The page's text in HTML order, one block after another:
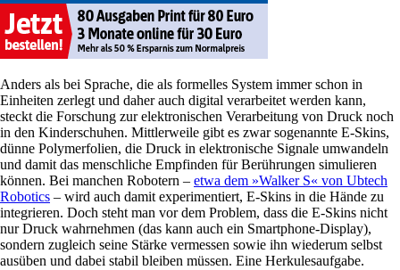
Anders als bei Sprache, die als formelles System immer schon in
Einheiten zerlegt und daher auch digital verarbeitet werden kann,
steckt die Forschung zur elektronischen Verarbeitung von Druck noch
in den Kinderschuhen. Mittlerweile gibt es zwar sogenannte E-Skins,
dünne Polymerfolien, die Druck in elektronische Signale umwandeln
und damit das menschliche Empfinden für Berührungen simulieren
können. Bei manchen Robotern – etwa dem »­Walker S« von Ubtech
Robotics – wird auch damit experimentiert, E-Skins in die Hände zu
integrieren. Doch steht man vor dem Problem, dass die E-Skins nicht
nur Druck wahrnehmen (das kann auch ein Smartphone-Display),
sondern zugleich seine Stärke vermessen sowie ihn wiederum selbst
ausüben und dabei stabil bleiben müssen. Eine Herkulesaufgabe.